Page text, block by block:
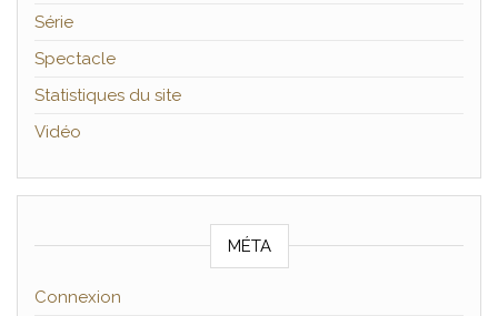
Série
Spectacle
Statistiques du site
Vidéo
MÉTA
Connexion